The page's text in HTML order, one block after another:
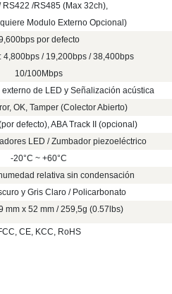
RS422 /RS485 (Max 32ch),
Modulo Externo Opcional)
por defecto
4,800bps / 19,200bps / 38,400bps
10/100Mbps
de LED y Señalización acústica
OK, Tamper (Colector Abierto)
defecto), ABA Track II (opcional)
LED / Zumbador piezoeléctrico
-20°C ~ +60°C
relativa sin condensación
y Gris Claro / Policarbonato
mm x 52 mm / 259,5g (0.57lbs)
CE, KCC, RoHS